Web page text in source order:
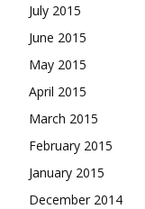
July 2015
June 2015
May 2015
April 2015
March 2015
February 2015
January 2015
December 2014